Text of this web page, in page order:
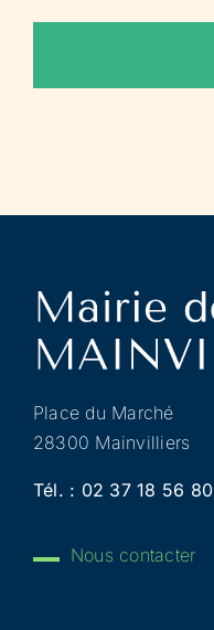
Place du Marché
28300 Mainvilliers
Tél. : 02 37 18 56 80
Nous contacter